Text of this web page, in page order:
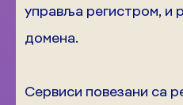
управља регистром, и
домена.
Сервиси повезани са